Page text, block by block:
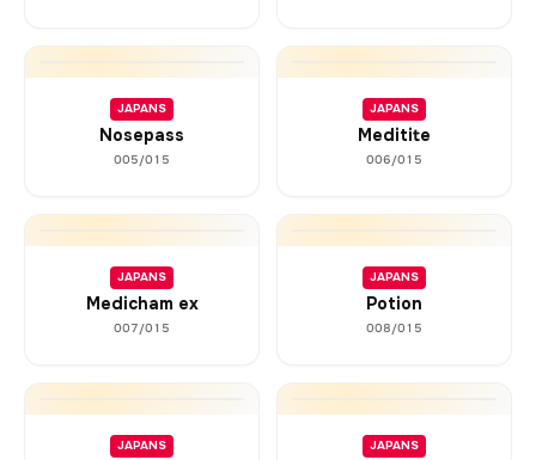
JAPANS
Nosepass
005/015
JAPANS
Meditite
006/015
JAPANS
Medicham ex
007/015
JAPANS
Potion
008/015
JAPANS JAPANS